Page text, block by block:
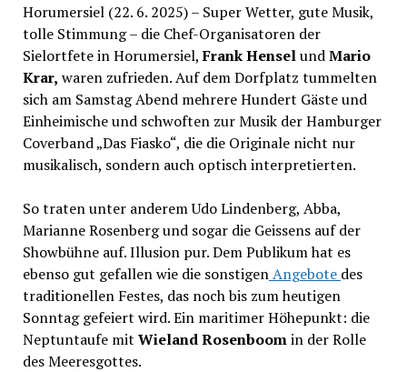
Horumersiel (22. 6. 2025) – Super Wetter, gute Musik,
tolle Stimmung – die Chef-Organisatoren der
Sielortfete in Horumersiel,Frank HenselundMario
Krar, waren zufrieden. Auf dem Dorfplatz tummelten
sich am Samstag Abend mehrere Hundert Gäste und
Einheimische und schwoften zur Musik der Hamburger
Coverband „Das Fiasko“, die die Originale nicht nur
musikalisch, sondern auch optisch interpretierten.
So traten unter anderem Udo Lindenberg, Abba,
Marianne Rosenberg und sogar die Geissens auf der
Showbühne auf. Illusion pur. Dem Publikum hat es
ebenso gut gefallen wie die sonstigenAngebote des
traditionellen Festes, das noch bis zum heutigen
Sonntag gefeiert wird. Ein maritimer Höhepunkt: die
Neptuntaufe mit Wieland Rosenboomin der Rolle
des Meeresgottes.